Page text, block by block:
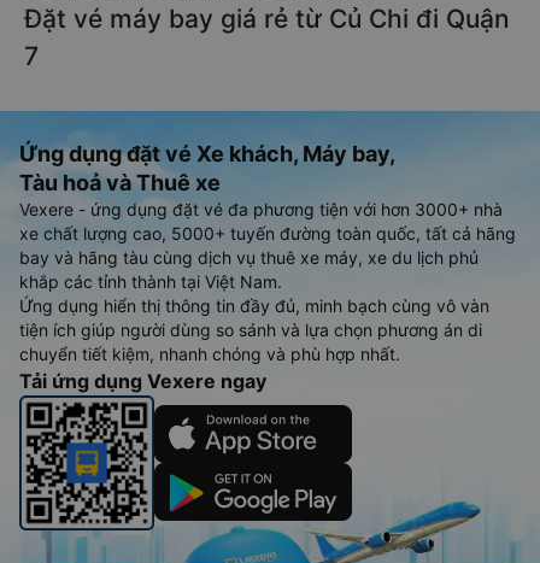
Đặt vé máy bay giá rẻ từ Củ Chi đi Quận
7
Ứng dụng đặt vé Xe khách, Máy bay,
Tàu hoả và Thuê xe
Vexere - ứng dụng đặt vé đa phương tiện với hơn 3000+ nhà
xe chất lượng cao, 5000+ tuyến đường toàn quốc, tất cả hãng
bay và hãng tàu cùng dịch vụ thuê xe máy, xe du lịch phủ
khắp các tỉnh thành tại Việt Nam.
Ứng dụng hiển thị thông tin đầy đủ, minh bạch cùng vô vàn
tiện ích giúp người dùng so sánh và lựa chọn phương án di
chuyển tiết kiệm, nhanh chóng và phù hợp nhất.
Tải ứng dụng Vexere ngay